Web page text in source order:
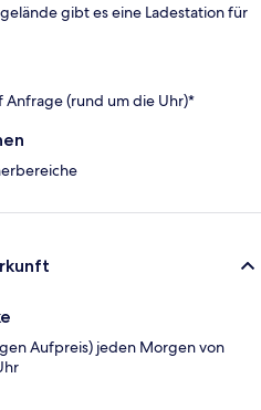
gibt es eine Ladestation für
Anfrage (rund um die Uhr)*
Aufpreis) jeden Morgen von